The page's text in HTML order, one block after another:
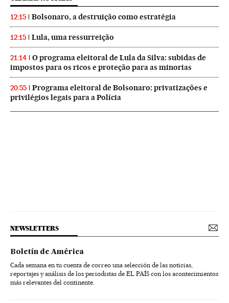
12:15 Bolsonaro, a destruição como estratégia
12:15 Lula, uma ressurreição
21:14
O programa eleitoral de Lula da Silva: subidas de
impostos para os ricos e proteção para as minorias
20:55
Programa eleitoral de Bolsonaro: privatizações e
privilégios legais para a Polícia
NEWSLETTERS
Boletín de América
Cada semana en tu cuenta de correo una selección de las noticias,
reportajes y análisis de los periodistas de EL PAÍS con los acontecimientos
más relevantes del continente.